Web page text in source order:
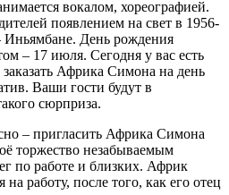
вокалом, хореографией.
появлением на свет в 1956-
Иньямбане. День рождения
– 17 июля. Сегодня у вас есть
Африка Симона на день
Ваши гости будут в
сюрприза.
– пригласить Африка Симона
торжество незабываемым
по работе и близких. Африк
работу, после того, как его отец